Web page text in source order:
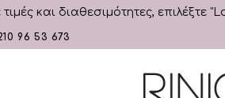
και διαθεσιμότητες, επιλέξτε
96 53 673